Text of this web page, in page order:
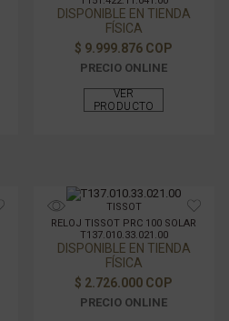
$ 9.999.876 COP
DISPONIBLE EN TIENDA
FÍSICA
PRECIO ONLINE
VER
PRODUCTO
TISSOT
RELOJ TISSOT PRC 100 SOLAR
T137.010.33.021.00
$ 2.726.000 COP
DISPONIBLE EN TIENDA
FÍSICA
PRECIO ONLINE